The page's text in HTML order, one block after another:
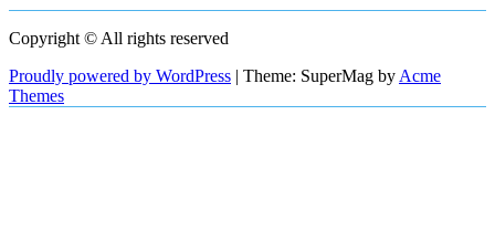
Copyright © All rights reserved
Proudly powered by WordPress | Theme: SuperMag by Acme
Themes